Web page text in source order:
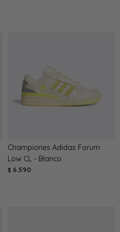
Championes Adidas Forum
Low CL - Blanco
$ 6.590